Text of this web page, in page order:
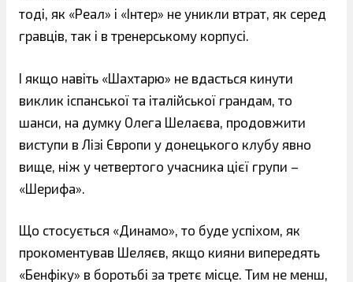
тоді, як «Реал» і «Інтер» не уникли втрат, як серед
гравців, так і в тренерському корпусі.
І якщо навіть «Шахтарю» не вдасться кинути
виклик іспанської та італійської грандам, то
шанси, на думку Олега Шелаєва, продовжити
виступи в Лізі Європи у донецького клубу явно
вище, ніж у четвертого учасника цієї групи –
«Шерифа».
Що стосується «Динамо», то буде успіхом, як
прокоментував Шеляєв, якщо кияни випередять
«Бенфіку» в боротьбі за третє місце. Тим не менш,